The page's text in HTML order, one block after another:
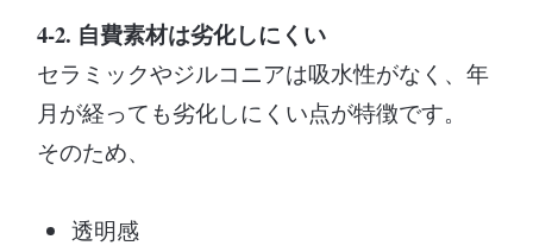
4-2. 自費素材は劣化しにくい
セラミックやジルコニアは吸水性がなく、年
月が経っても劣化しにくい点が特徴です。
そのため、
透明感